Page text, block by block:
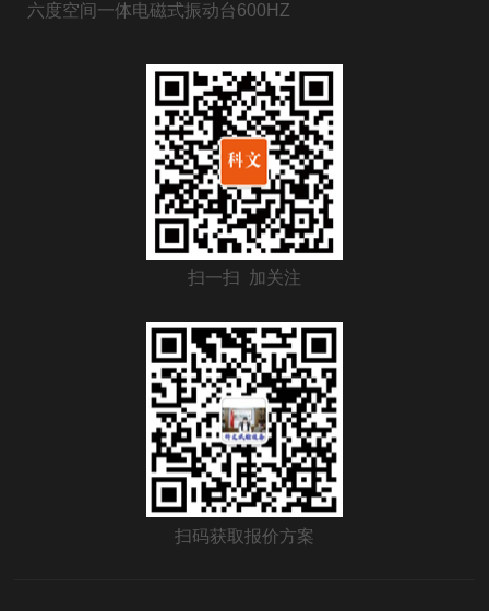
六度空间一体电磁式振动台600HZ
扫一扫 加关注
扫码获取报价方案